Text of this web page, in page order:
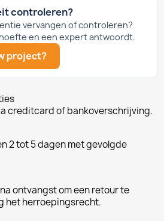
controleren?
vervangen of controleren?
en een expert antwoordt.
project?
creditcard of bankoverschrijving.
2 tot 5 dagen met gevolgde
ontvangst om een retour te
het herroepingsrecht.